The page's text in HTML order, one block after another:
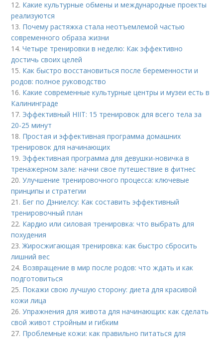
12. Какие культурные обмены и международные проекты
реализуются
13. Почему растяжка стала неотъемлемой частью
современного образа жизни
14.Четыре тренировки в неделю: Как эффективно
достичь своих целей
15. Как быстро восстановиться после беременности и
родов: полное руководство
16. Какие современные культурные центры и музеи есть в
Калининграде
17. Эффективный HIIT: 15 тренировок для всего тела за
20-25 минут
18. Простая и эффективная программа домашних
тренировок для начинающих
19. Эффективная программа для девушки-новичка в
тренажерном зале: начни свое путешествие в фитнес
20.Улучшение тренировочного процесса: ключевые
принципы и стратегии
21. Бег по Дэниелсу: Как составить эффективный
тренировочный план
22. Кардио или силовая тренировка: что выбрать для
похудения
23.Жиросжигающая тренировка: как быстро сбросить
лишний вес
24. Возвращение в мир после родов: что ждать и как
подготовиться
25. Покажи свою лучшую сторону: диета для красивой
кожи лица
26.Упражнения для живота для начинающих: как сделать
свой живот стройным и гибким
27. Проблемные кожи: как правильно питаться для